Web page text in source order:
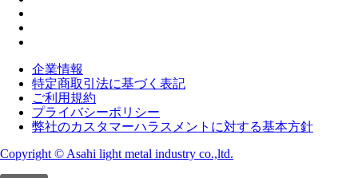
企業情報
特定商取引法に基づく表記
ご利用規約
プライバシーポリシー
弊社のカスタマーハラスメントに対する基本方針
Copyright © Asahi light metal industry co.,ltd.